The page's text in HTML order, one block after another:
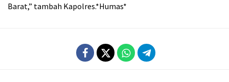
Barat,” tambah Kapolres.*Humas*